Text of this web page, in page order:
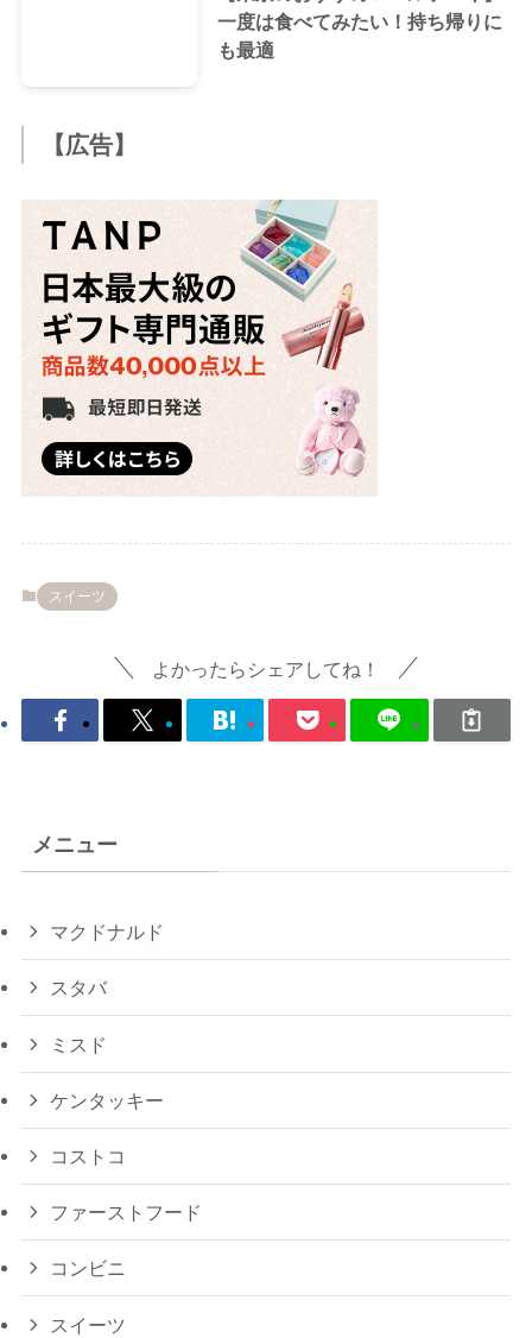
一度は食べてみたい！持ち帰りに
も最適
【広告】
スイーツ
よかったらシェアしてね！
メニュー
マクドナルド
スタバ
ミスド
ケンタッキー
コストコ
ファーストフード
コンビニ
スイーツ